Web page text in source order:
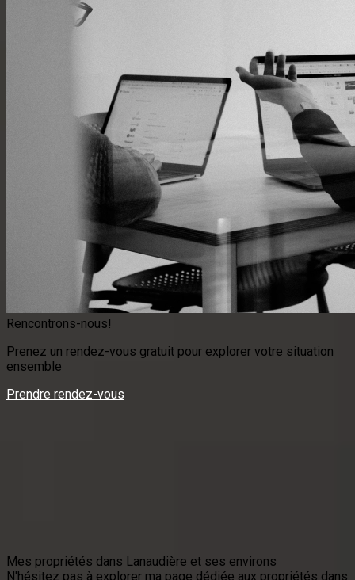
Rencontrons-nous!
Prenez un rendez-vous gratuit pour explorer votre situation
ensemble
Prendre rendez-vous
Mes propriétés dans Lanaudière et ses environs
N'hésitez pas à explorer ma page dédiée aux propriétés dans